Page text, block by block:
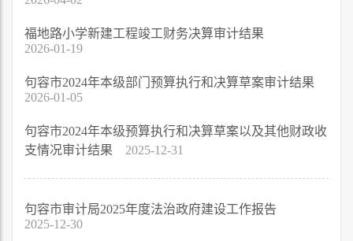
福地路小学新建工程竣工财务决算审计结果
2026-01-19
句容市2024年本级部门预算执行和决算草案审计结果
2026-01-05
句容市2024年本级预算执行和决算草案以及其他财政收
支情况审计结果
2025-12-31
句容市审计局2025年度法治政府建设工作报告
2025-12-30